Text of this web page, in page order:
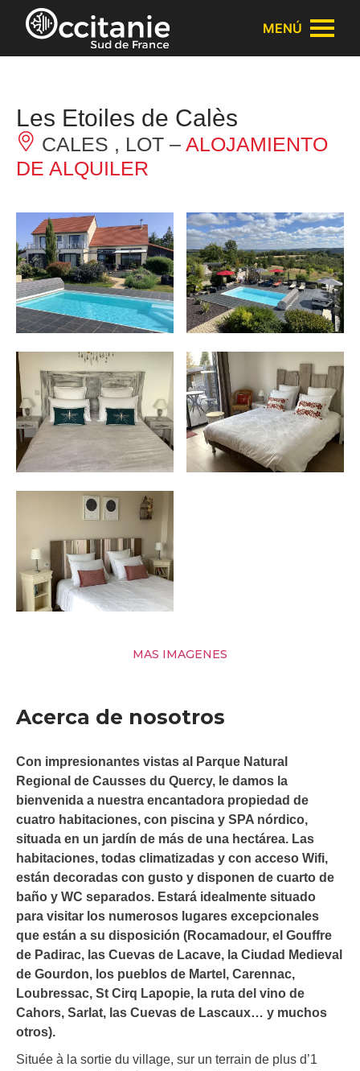
Panel de gestión de cookies
MENÚ
Les Etoiles de Calès
CALES , LOT – ALOJAMIENTO
DE ALQUILER
MAS IMAGENES
Acerca de nosotros
Con impresionantes vistas al Parque Natural
Regional de Causses du Quercy, le damos la
bienvenida a nuestra encantadora propiedad de
cuatro habitaciones, con piscina y SPA nórdico,
situada en un jardín de más de una hectárea. Las
habitaciones, todas climatizadas y con acceso Wifi,
están decoradas con gusto y disponen de cuarto de
baño y WC separados. Estará idealmente situado
para visitar los numerosos lugares excepcionales
que están a su disposición (Rocamadour, el Gouffre
de Padirac, las Cuevas de Lacave, la Ciudad Medieval
de Gourdon, los pueblos de Martel, Carennac,
Loubressac, St Cirq Lapopie, la ruta del vino de
Cahors, Sarlat, las Cuevas de Lascaux… y muchos
otros).
Située à la sortie du village, sur un terrain de plus d’1